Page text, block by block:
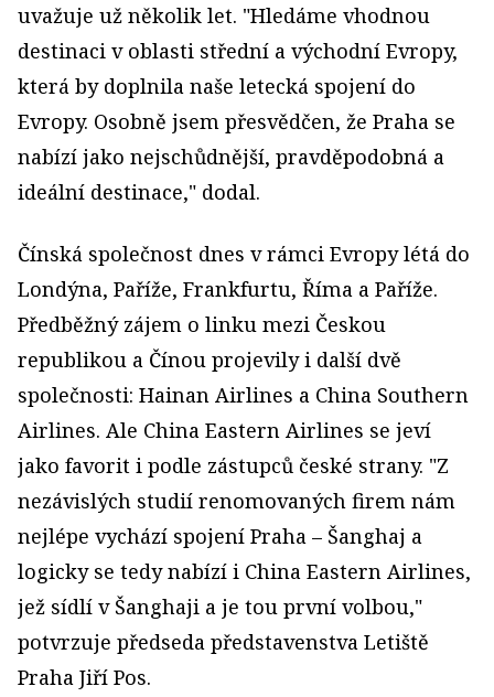
uvažuje už několik let. "Hledáme vhodnou
destinaci v oblasti střední a východní Evropy,
která by doplnila naše letecká spojení do
Evropy. Osobně jsem přesvědčen, že Praha se
nabízí jako nejschůdnější, pravděpodobná a
ideální destinace," dodal.
Čínská společnost dnes v rámci Evropy létá do
Londýna, Paříže, Frankfurtu, Říma a Paříže.
Předběžný zájem o linku mezi Českou
republikou a Čínou projevily i další dvě
společnosti: Hainan Airlines a China Southern
Airlines. Ale China Eastern Airlines se jeví
jako favorit i podle zástupců české strany. "Z
nezávislých studií renomovaných firem nám
nejlépe vychází spojení Praha – Šanghaj a
logicky se tedy nabízí i China Eastern Airlines,
jež sídlí v Šanghaji a je tou první volbou,"
potvrzuje předseda představenstva Letiště
Praha Jiří Pos.